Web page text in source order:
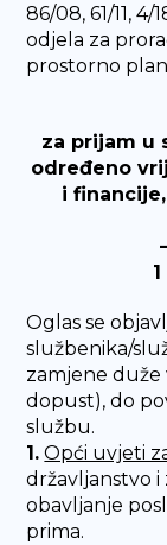
86/08, 61/11, 4/
odjela za
prostorno
za prijam u
određeno
i
Oglas se
službenika/
zamjene
dopust), do
službu.
1. Opći uvjeti
državljanstvo i
obavljanje
prima.